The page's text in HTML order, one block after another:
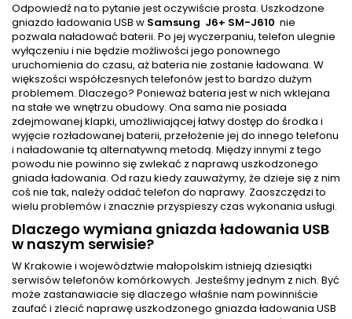
Odpowiedź na to pytanie jest oczywiście prosta. Uszkodzone
gniazdo ładowania USB w Samsung J6+ SM-J610 nie
pozwala naładować baterii. Po jej wyczerpaniu, telefon ulegnie
wyłączeniu i nie będzie możliwości jego ponownego
uruchomienia do czasu, aż bateria nie zostanie ładowana. W
większości współczesnych telefonów jest to bardzo dużym
problemem. Dlaczego? Ponieważ bateria jest w nich wklejana
na stałe we wnętrzu obudowy. Ona sama nie posiada
zdejmowanej klapki, umożliwiającej łatwy dostęp do środka i
wyjęcie rozładowanej baterii, przełożenie jej do innego telefonu
i naładowanie tą alternatywną metodą. Między innymi z tego
powodu nie powinno się zwlekać z naprawą uszkodzonego
gniada ładowania. Od razu kiedy zauważymy, że dzieje się z nim
coś nie tak, należy oddać telefon do naprawy. Zaoszczędzi to
wielu problemów i znacznie przyspieszy czas wykonania usługi.
Dlaczego wymiana gniazda ładowania USB
w naszym serwisie?
W Krakowie i województwie małopolskim istnieją dziesiątki
serwisów telefonów komórkowych. Jesteśmy jednym z nich. Być
może zastanawiacie się dlaczego właśnie nam powinniście
zaufać i zlecić naprawę uszkodzonego gniazda ładowania USB